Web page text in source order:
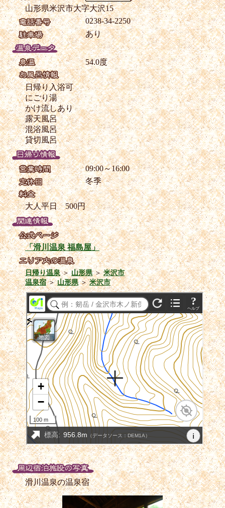
山形県米沢市大字大沢15
0238-34-2250
あり
54.0度
日帰り入浴可
にごり湯
かけ流しあり
露天風呂
混浴風呂
貸切風呂
09:00～16:00
冬季
大人平日 500円
「滑川温泉 福島屋」
日帰り温泉＞ 山形県＞米沢市
温泉宿＞山形県＞米沢市
滑川温泉の温泉宿